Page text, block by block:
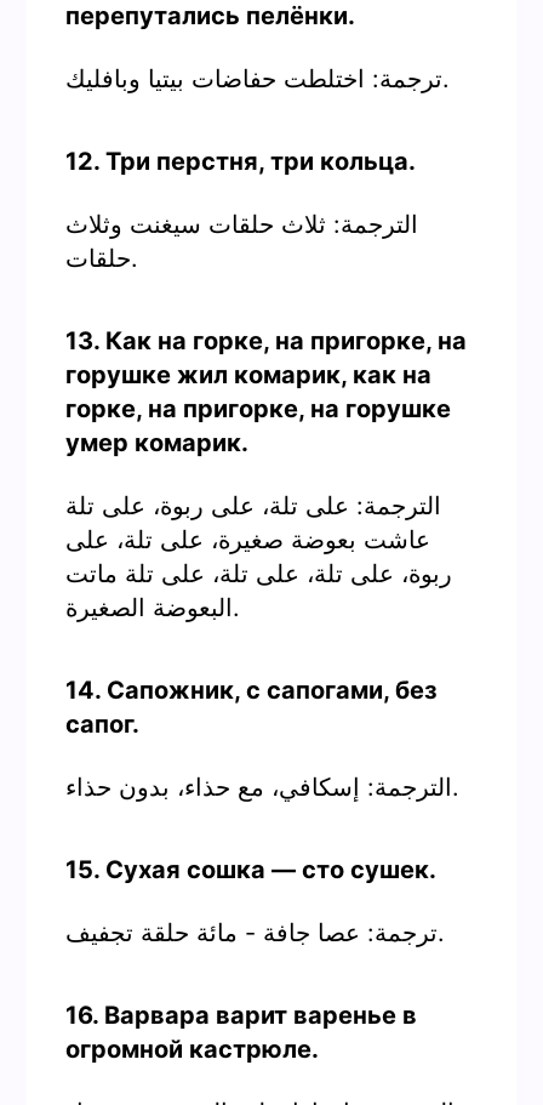
перепутались пелёнки.
ترجمة: اختلطت حفاضات بيتيا وبافليك.
12. Три перстня, три кольца.
الترجمة: ثلاث حلقات سيغنت وثلاث
حلقات.
13. Как на горке, на пригорке, на
горушке жил комарик, как на
горке, на пригорке, на горушке
умер комарик.
الترجمة: على تلة، على ربوة، على تلة
عاشت بعوضة صغيرة، على تلة، على
ربوة، على تلة، على تلة، على تلة ماتت
البعوضة الصغيرة.
14. Сапожник, с сапогами, без
сапог.
الترجمة: إسكافي، مع حذاء، بدون حذاء.
15. Сухая сошка — сто сушек.
ترجمة: عصا جافة - مائة حلقة تجفيف.
16. Варвара варит варенье в
огромной кастрюле.